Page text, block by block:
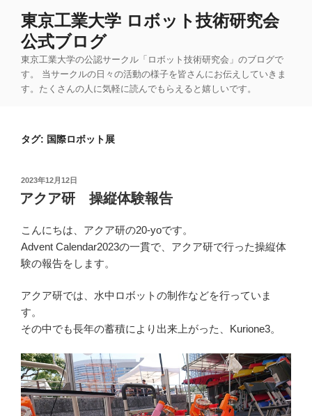
東京工業大学 ロボット技術研究会
公式ブログ
東京工業大学の公認サークル「ロボット技術研究会」のブログで
す。 当サークルの日々の活動の様子を皆さんにお伝えしていきま
す。たくさんの人に気軽に読んでもらえると嬉しいです。
タグ: 国際ロボット展
投
稿
日:
2023年12月12日
アクア研 操縦体験報告
こんにちは、アクア研の20-yoです。
Advent Calendar2023の一貫で、アクア研で行った操縦体
験の報告をします。
アクア研では、水中ロボットの制作などを行っていま
す。
その中でも長年の蓄積により出来上がった、Kurione3。